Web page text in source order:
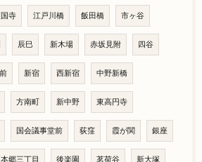
寺 江戸川橋 飯田橋 市ヶ谷
辰巳 新木場 赤坂見附 四谷
新宿 西新宿 中野新橋
方南町 新中野 東高円寺
国会議事堂前 荻窪 霞が関 銀座
本郷三丁目 後楽園 茗荷谷 新大塚